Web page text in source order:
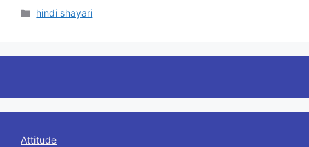
Categories
hindi shayari
Attitude